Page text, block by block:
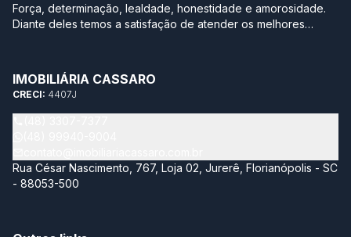
Força, determinação, lealdade, honestidade e amorosidade.
Diante deles temos a satisfação de atender os melhores
pensando no conforto de uma casa. Sabe aquela que você
degusta de um bom café moído na hora, serve uma bebida
gelada para os amigos e sempre tem um bolinho para o café
da tarde? Essa é a nossa empresa. Aqui você se sente em
futuro de prestígio. Juntos faremos história!
IMOBILIÁRIA CASSARO
CRECI: 4407J
Rua César Nascimento, 767, Loja 02, Jurerê, Florianópolis - SC
- 88053-500